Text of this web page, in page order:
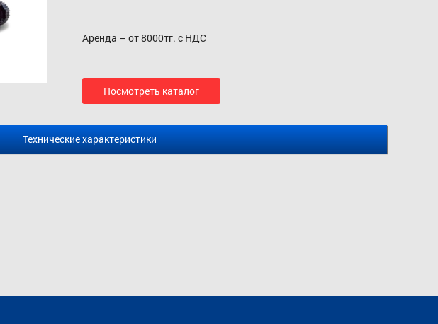
Аренда – от 8000тг. с НДС
Посмотреть каталог
Технические характеристики